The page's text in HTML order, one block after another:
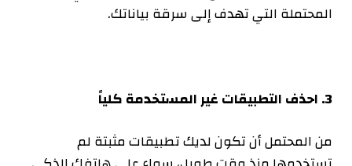
المحتملة التي تهدف إلى سرقة بياناتك.
3
.احذف التطبيقات غير المستخدمة كلياً
من المحتمل أن تكون لديك تطبيقات مثبتة لم